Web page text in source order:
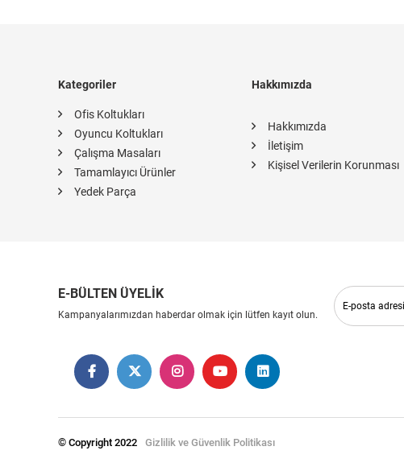
Kategoriler
Ofis Koltukları
Oyuncu Koltukları
Çalışma Masaları
Tamamlayıcı Ürünler
Yedek Parça
Hakkımızda
Hakkımızda
İletişim
Kişisel Verilerin Korunması
E-BÜLTEN ÜYELİK
Kampanyalarımızdan haberdar olmak için lütfen kayıt olun.
© Copyright 2022 Gizlilik ve Güvenlik Politikası